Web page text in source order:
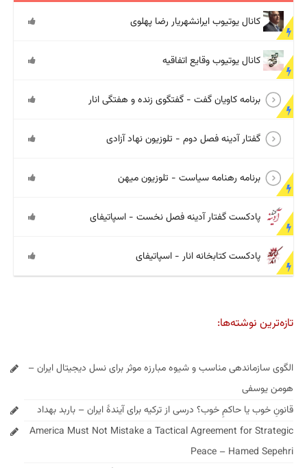
کانال یوتیوب ایرانشهریار رضا پهلوی
کانال یوتیوب وقایع اتفاقیه
برنامه کاویان گفت - گفتگوی زنده و هفتگی انار
گفتار آدینه فصل دوم - تلوزیون نهاد آزادی
برنامه رهنامه سیاست - تلوزیون میهن
پادکست گفتار آدینه فصل نخست - اسپاتیفای
پادکست کتابخانه انار - اسپاتیفای
تازه‌ترین نوشته‌ها:
الگوی سازماندهی مناسب و شیوه مبارزه موثر برای نسل دیجیتال ایران –
هومن یوسفی
قانونِ خوب یا حاکمِ خوب؟ درسی از ترکیه برای آیندهٔ ایران – باربد بهداد
America Must Not Mistake a Tactical Agreement for Strategic
Peace – Hamed Sepehri